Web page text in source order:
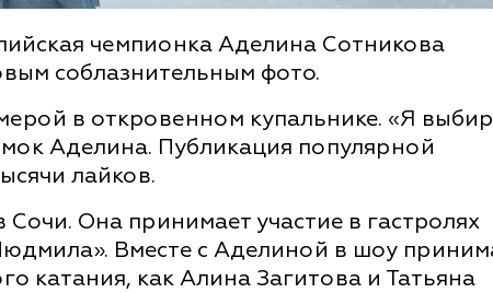
чемпионка Аделина Сотникова
соблазнительным фото.
в откровенном купальнике. «Я
Аделина. Публикация популярной
лайков.
Она принимает участие в гастролях
Вместе с Аделиной в шоу
катания, как Алина Загитова и Татьяна